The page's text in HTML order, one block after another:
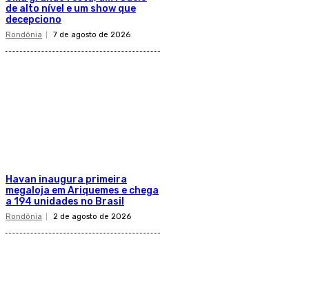
de alto nível e um show que
decepciono
Rondônia 7 de agosto de 2026
Havan inaugura primeira
megaloja em Ariquemes e chega
a 194 unidades no Brasil
Rondônia 2 de agosto de 2026